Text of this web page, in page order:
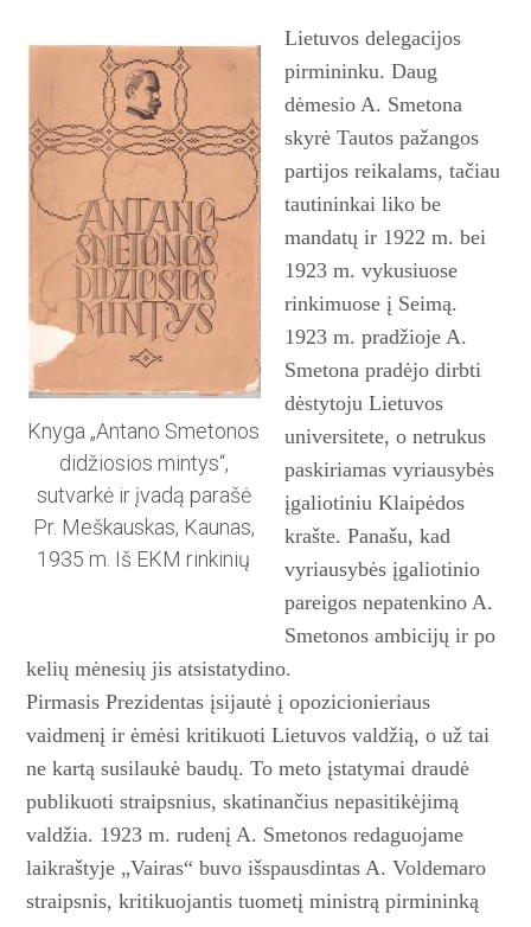
Knyga „Antano Smetonos
didžiosios mintys“,
sutvarkė ir įvadą parašė
Pr. Meškauskas, Kaunas,
1935 m. Iš EKM rinkinių
Lietuvos delegacijos
pirmininku. Daug
dėmesio A. Smetona
skyrė Tautos pažangos
partijos reikalams, tačiau
tautininkai liko be
mandatų ir 1922 m. bei
1923 m. vykusiuose
rinkimuose į Seimą.
1923 m. pradžioje A.
Smetona pradėjo dirbti
dėstytoju Lietuvos
universitete, o netrukus
paskiriamas vyriausybės
įgaliotiniu Klaipėdos
krašte. Panašu, kad
vyriausybės įgaliotinio
pareigos nepatenkino A.
Smetonos ambicijų ir po
kelių mėnesių jis atsistatydino.
Pirmasis Prezidentas įsijautė į opozicionieriaus
vaidmenį ir ėmėsi kritikuoti Lietuvos valdžią, o už tai
ne kartą susilaukė baudų. To meto įstatymai draudė
publikuoti straips­nius, skatinančius nepasitikėjimą
valdžia. 1923 m. rudenį A. Smetonos redaguojame
laikraštyje „Vairas“ buvo išspausdintas A. Voldemaro
straipsnis, kritikuojantis tuometį ministrą pirmininką